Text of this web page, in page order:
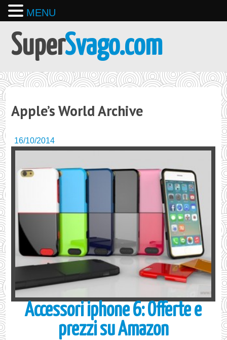
SuperSvago.com
Apple’s World Archive
16/10/2014
Accessori iphone 6: Offerte e
prezzi su Amazon
MENU